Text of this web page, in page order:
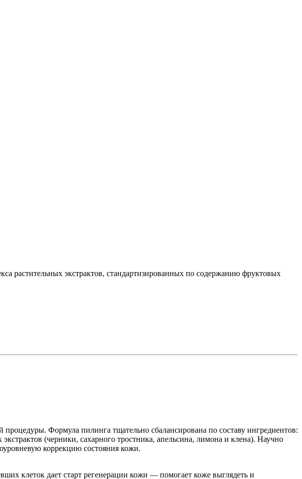
растительных экстрактов, стандартизированных по содержанию фруктовых
Формула пилинга тщательно сбалансирована по составу ингредиентов:
(черники, сахарного тростника, апельсина, лимона и клена). Научно
коррекцию состояния кожи.
клеток дает старт регенерации кожи — помогает коже выглядеть и